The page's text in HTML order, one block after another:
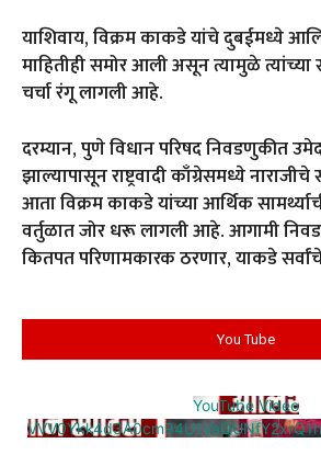
याशिवाय, विक्रम काकडे यांचे दुबईमध्ये
माहितीही समोर आली असून त्यामुळे
चर्चा रंगू लागली आहे.
दरम्यान, पुणे विधान परिषद निवडणुकीत
झाल्यापासून राष्ट्रवादी काँग्रेसमध्ये
आता विक्रम काकडे यांच्या आर्थिक
वर्तुळात जोर धरू लागली आहे. आगामी
कितपत परिणामकारक ठरणार, याकडे
You Tube
YouTube Video